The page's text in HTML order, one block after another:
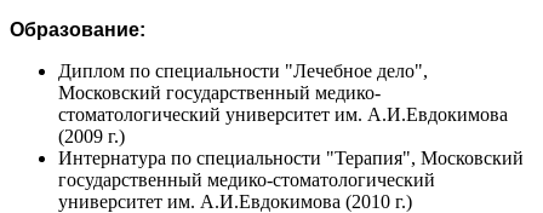
Образование:
Диплом по специальности "Лечебное дело",
Московский государственный медико-
стоматологический университет им. А.И.Евдокимова
(2009 г.)
Интернатура по специальности "Терапия", Московский
государственный медико-стоматологический
университет им. А.И.Евдокимова (2010 г.)